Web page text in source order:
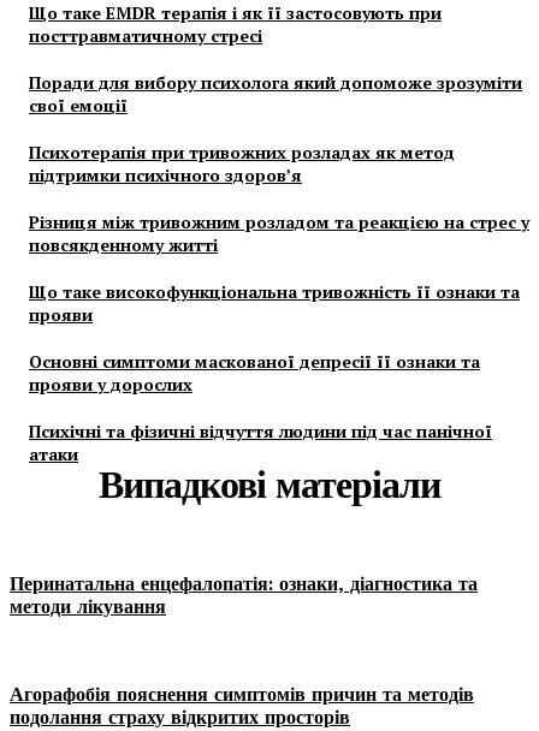
Що таке EMDR терапія і як її застосовують при
посттравматичному стресі
Поради для вибору психолога який допоможе зрозуміти
свої емоції
Психотерапія при тривожних розладах як метод
підтримки психічного здоров’я
Різниця між тривожним розладом та реакцією на стрес у
повсякденному житті
Що таке високофункціональна тривожність її ознаки та
прояви
Основні симптоми маскованої депресії її ознаки та
прояви у дорослих
Психічні та фізичні відчуття людини під час панічної
атаки
Випадкові матеріали
Перинатальна енцефалопатія: ознаки, діагностика та
методи лікування
Агорафобія пояснення симптомів причин та методів
подолання страху відкритих просторів